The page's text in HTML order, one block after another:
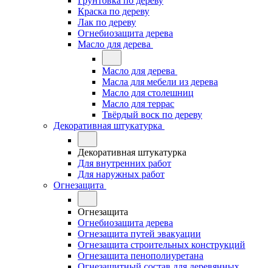
Краска по дереву
Лак по дереву
Огнебиозащита дерева
Масло для дерева
Масло для дерева
Масла для мебели из дерева
Масло для столешниц
Масло для террас
Твёрдый воск по дереву
Декоративная штукатурка
Декоративная штукатурка
Для внутренних работ
Для наружных работ
Огнезащита
Огнезащита
Огнебиозащита дерева
Огнезащита путей эвакуации
Огнезащита строительных конструкций
Огнезащита пенополиуретана